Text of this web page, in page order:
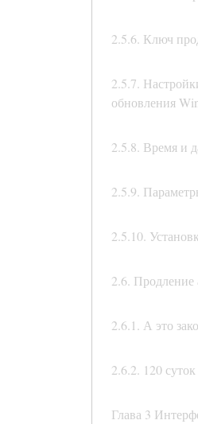
2.5.6. Ключ
2.5.7.
обновления
2.5.8. Время и
2.5.9.
2.5.10.
2.6. Продление
2.6.1. А это
2.6.2. 120
Глава 3